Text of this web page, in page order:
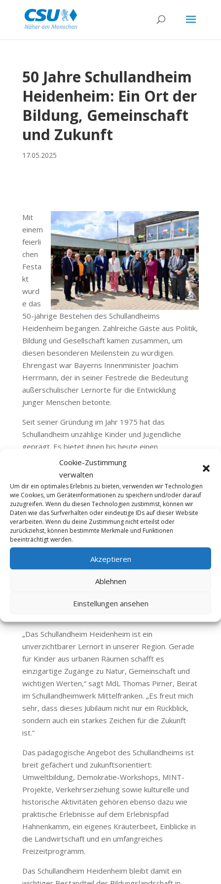
Cookie-Zustimmung
verwalten
Um dir ein optimales Erlebnis zu bieten, verwenden wir Technologien
wie Cookies, um Geräteinformationen zu speichern und/oder darauf
zuzugreifen. Wenn du diesen Technologien zustimmst, können wir
Daten wie das Surfverhalten oder eindeutige IDs auf dieser Website
verarbeiten. Wenn du deine Zustimmung nicht erteilst oder
zurückziehst, können bestimmte Merkmale und Funktionen
beeinträchtigt werden.
Akzeptieren
Ablehnen
Einstellungen ansehen
50 Jahre Schullandheim
Heidenheim: Ein Ort der
Bildung, Gemeinschaft
und Zukunft
17.05.2025
Mit
einem
feierli
chen
Festa
kt
wurd
e das
50-jährige Bestehen des Schullandheims
Heidenheim begangen. Zahlreiche Gäste aus Politik,
Bildung und Gesellschaft kamen zusammen, um
diesen besonderen Meilenstein zu würdigen.
Ehrengast war Bayerns Innenminister Joachim
Herrmann, der in seiner Festrede die Bedeutung
außerschulischer Lernorte für die Entwicklung
junger Menschen betonte.
Seit seiner Gründung im Jahr 1975 hat das
Schullandheim unzählige Kinder und Jugendliche
geprägt. Es bietet ihnen bis heute einen
geschützten Raum für Bildung,
Persönlichkeitsentwicklung und
Gemeinschaftserlebnisse außerhalb des schulischen
Alltags.
Innenminister Herrmann würdigte in seiner Rede
insbesondere das Engagement aller Beteiligten, die
sich in den vergangenen Jahren für den Erhalt des
gemeinsamer Initiativen konnte die drohende
Insolvenz abgewendet und die Zukunft des Hauses
Einsatz der neuen Vorstandschaft unter Sandra
„Das Schullandheim Heidenheim ist ein
unverzichtbarer Lernort in unserer Region. Gerade
für Kinder aus urbanen Räumen schafft es
einzigartige Zugänge zu Natur, Gemeinschaft und
wichtigen Werten,“ sagt MdL Thomas Pirner, Beirat
im Schullandheimwerk Mittelfranken. „Es freut mich
sehr, dass dieses Jubiläum nicht nur ein Rückblick,
sondern auch ein starkes Zeichen für die Zukunft
ist.“
Das pädagogische Angebot des Schullandheims ist
breit gefächert und zukunftsorientiert:
Umweltbildung, Demokratie-Workshops, MINT-
Projekte, Verkehrserziehung sowie kulturelle und
historische Aktivitäten gehören ebenso dazu wie
praktische Erlebnisse auf dem Erlebnispfad
Hahnenkamm, ein eigenes Kräuterbeet, Einblicke in
die Landwirtschaft und ein umfangreiches
Freizeitprogramm.
Das Schullandheim Heidenheim bleibt damit ein